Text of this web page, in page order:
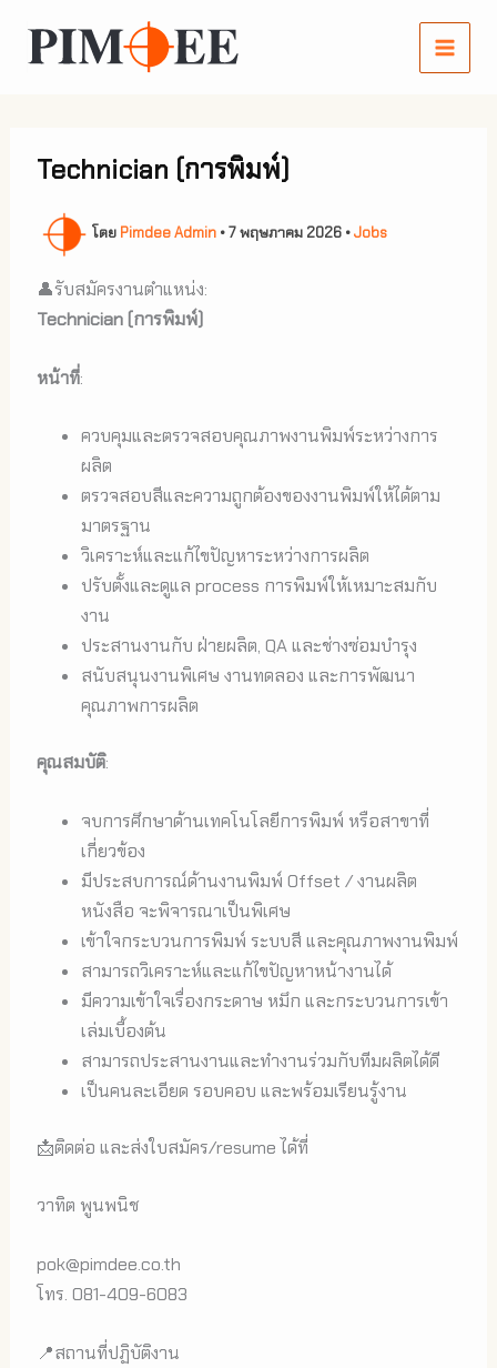
Technician (การพิมพ์)
โดย Pimdee Admin •7 พฤษภาคม 2026 •Jobs
👤รับสมัครงานตำแหน่ง:
Technician (การพิมพ์)
หน้าที่:
ควบคุมและตรวจสอบคุณภาพงานพิมพ์ระหว่างการ
ผลิต
ตรวจสอบสีและความถูกต้องของงานพิมพ์ให้ได้ตาม
มาตรฐาน
วิเคราะห์และแก้ไขปัญหาระหว่างการผลิต
ปรับตั้งและดูแล process การพิมพ์ให้เหมาะสมกับ
งาน
ประสานงานกับ ฝ่ายผลิต, QA และช่างซ่อมบำรุง
สนับสนุนงานพิเศษ งานทดลอง และการพัฒนา
คุณภาพการผลิต
คุณสมบัติ:
จบการศึกษาด้านเทคโนโลยีการพิมพ์ หรือสาขาที่
เกี่ยวข้อง
มีประสบการณ์ด้านงานพิมพ์ Offset / งานผลิต
หนังสือ จะพิจารณาเป็นพิเศษ
เข้าใจกระบวนการพิมพ์ ระบบสี และคุณภาพงานพิมพ์
สามารถวิเคราะห์และแก้ไขปัญหาหน้างานได้
มีความเข้าใจเรื่องกระดาษ หมึก และกระบวนการเข้า
เล่มเบื้องต้น
สามารถประสานงานและทำงานร่วมกับทีมผลิตได้ดี
เป็นคนละเอียด รอบคอบ และพร้อมเรียนรู้งาน
📩ติดต่อ และส่งใบสมัคร/resume ได้ที่
วาทิต พูนพนิช
pok@pimdee.co.th
โทร. 081-409-6083
📍สถานที่ปฏิบัติงาน